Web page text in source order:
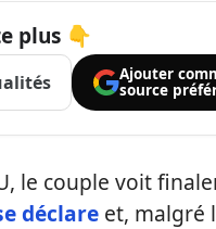
plus 👇
Ajouter
source
le couple voit
déclare et, malgré